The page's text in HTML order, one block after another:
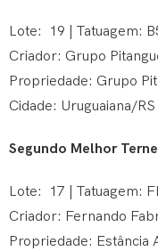
Lote: 19 | Tatuagem:
Criador: Grupo
Propriedade: Grupo
Cidade: Uruguaiana/RS
Segundo Melhor
Lote: 17 | Tatuagem:
Criador: Fernando
Propriedade: Estância